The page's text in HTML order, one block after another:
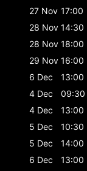
27 Nov 17:00
28 Nov 14:30
28 Nov 18:00
29 Nov 16:00
6 Dec
13:00
4 Dec
09:30
4 Dec
13:00
5 Dec
10:30
5 Dec
14:00
6 Dec
13:00